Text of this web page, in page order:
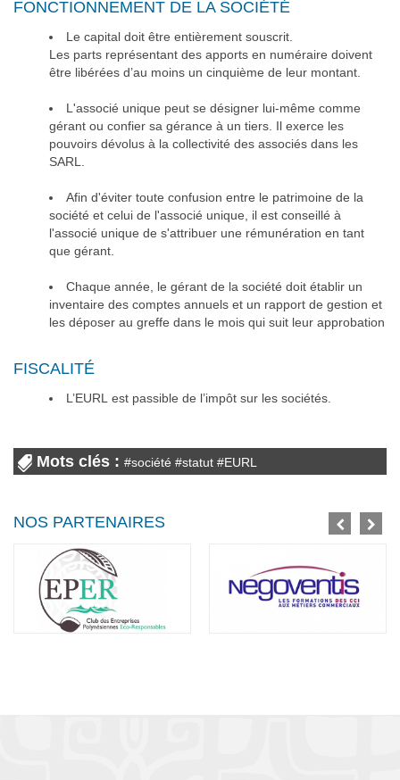
FONCTIONNEMENT DE LA SOCIÉTÉ
Le capital doit être entièrement souscrit.
Les parts représentant des apports en numéraire doivent
être libérées d’au moins un cinquième de leur montant.
L'associé unique peut se désigner lui-même comme
gérant ou confier sa gérance à un tiers. Il exerce les
pouvoirs dévolus à la collectivité des associés dans les
SARL.
Afin d'éviter toute confusion entre le patrimoine de la
société et celui de l'associé unique, il est conseillé à
l'associé unique de s'attribuer une rémunération en tant
que gérant.
Chaque année, le gérant de la société doit établir un
inventaire des comptes annuels et un rapport de gestion et
les déposer au greffe dans le mois qui suit leur approbation
FISCALITÉ
L’EURL est passible de l’impôt sur les sociétés.
Mots clés : #société #statut #EURL
NOS PARTENAIRES